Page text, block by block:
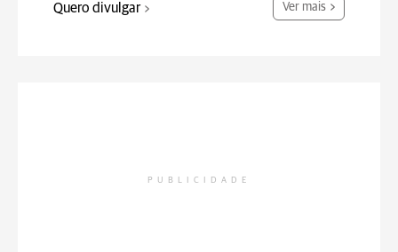
Quero divulgar Ver mais
PUBLICIDADE